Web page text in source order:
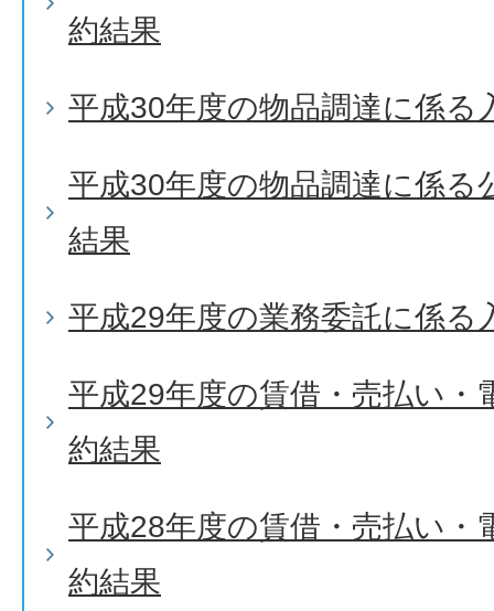
約結果
平成30年度の物品調達に係る
平成30年度の物品調達に係る
結果
平成29年度の業務委託に係る
平成29年度の賃借・売払い・
約結果
平成28年度の賃借・売払い・
約結果